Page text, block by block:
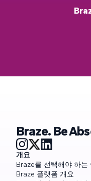
Braze. Be
개요
Braze를 선택해야 하는
Braze 플랫폼 개요